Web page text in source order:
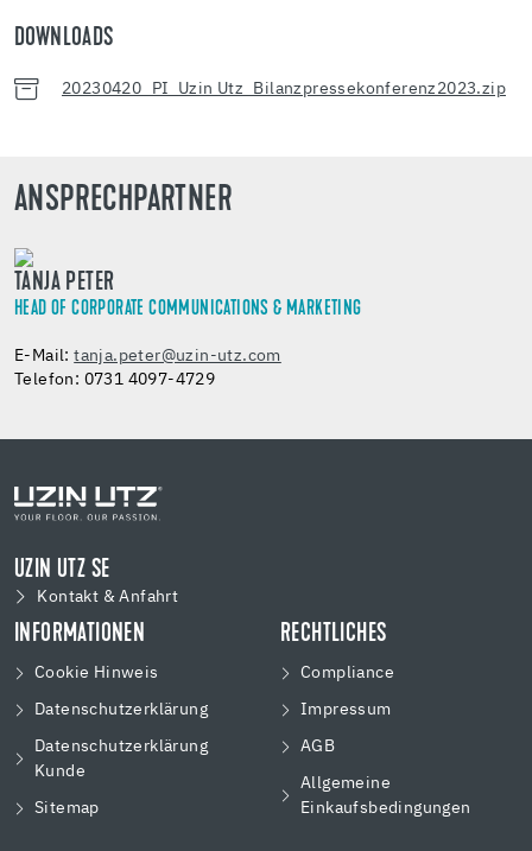
DOWNLOADS
20230420_PI_Uzin Utz_Bilanzpressekonferenz2023.zip
ANSPRECHPARTNER
TANJA PETER
HEAD OF CORPORATE COMMUNICATIONS & MARKETING
E-Mail:tanja.peter@uzin-utz.com
Telefon: 0731 4097-4729
UZIN UTZ SE
Kontakt & Anfahrt
INFORMATIONEN
Cookie Hinweis
Datenschutzerklärung
Datenschutzerklärung
Kunde
Sitemap
RECHTLICHES
Compliance
Impressum
AGB
Allgemeine
Einkaufsbedingungen